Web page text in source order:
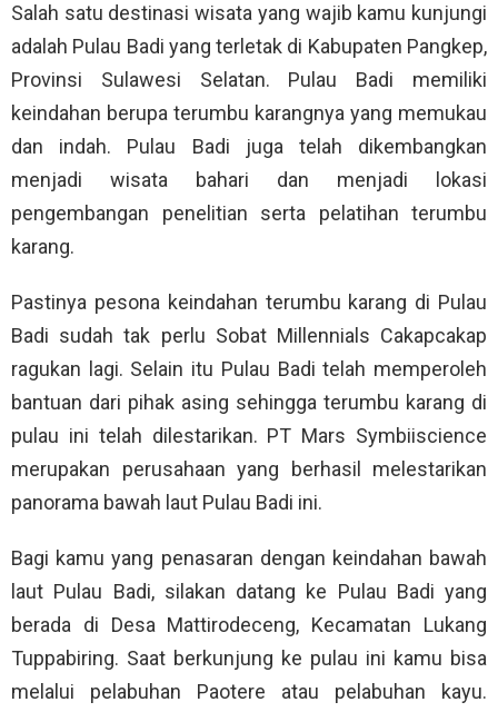
Salah satu destinasi wisata yang wajib kamu kunjungi
adalah Pulau Badi yang terletak di Kabupaten Pangkep,
Provinsi Sulawesi Selatan. Pulau Badi memiliki
keindahan berupa terumbu karangnya yang memukau
dan indah. Pulau Badi juga telah dikembangkan
menjadi wisata bahari dan menjadi lokasi
pengembangan penelitian serta pelatihan terumbu
karang.
Pastinya pesona keindahan terumbu karang di Pulau
Badi sudah tak perlu Sobat Millennials Cakapcakap
ragukan lagi. Selain itu Pulau Badi telah memperoleh
bantuan dari pihak asing sehingga terumbu karang di
pulau ini telah dilestarikan. PT Mars Symbiiscience
merupakan perusahaan yang berhasil melestarikan
panorama bawah laut Pulau Badi ini.
Bagi kamu yang penasaran dengan keindahan bawah
laut Pulau Badi, silakan datang ke Pulau Badi yang
berada di Desa Mattirodeceng, Kecamatan Lukang
Tuppabiring. Saat berkunjung ke pulau ini kamu bisa
melalui pelabuhan Paotere atau pelabuhan kayu.